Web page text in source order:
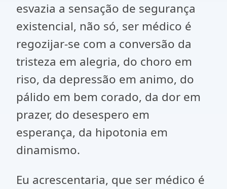
esvazia a sensação de segurança
existencial, não só, ser médico é
regozijar-se com a conversão da
tristeza em alegria, do choro em
riso, da depressão em animo, do
pálido em bem corado, da dor em
prazer, do desespero em
esperança, da hipotonia em
dinamismo.
Eu acrescentaria, que ser médico é